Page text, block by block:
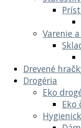
Varenie
Drevené
Drogéria
Eko
Eko